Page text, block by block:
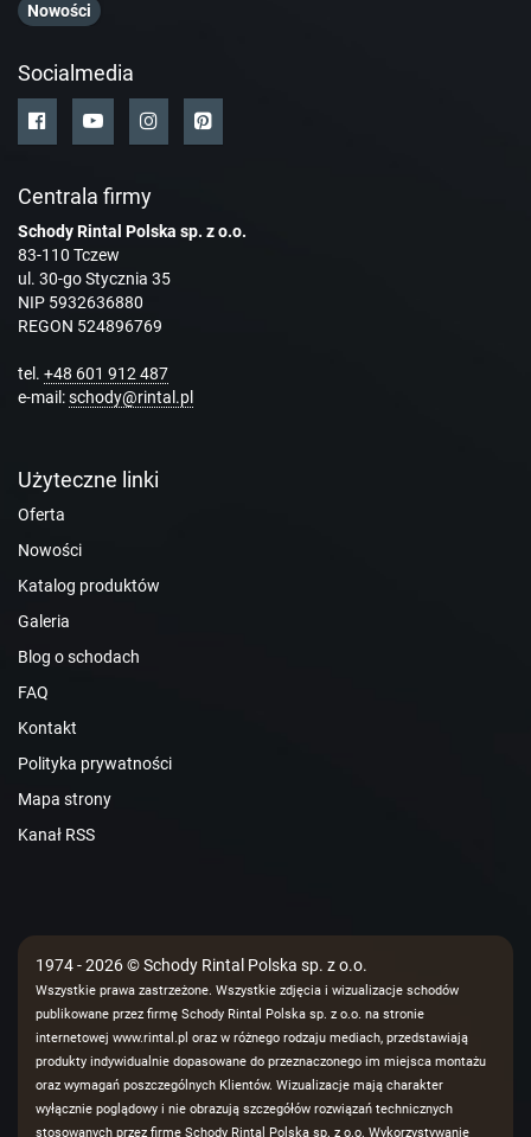
Nowości
Socialmedia
Centrala firmy
Schody Rintal Polska sp. z o.o.
83-110 Tczew
ul. 30-go Stycznia 35
NIP 5932636880
REGON 524896769
tel. +48 601 912 487
e-mail:schody@rintal.pl
Użyteczne linki
Oferta
Nowości
Katalog produktów
Galeria
Blog o schodach
FAQ
Kontakt
Polityka prywatności
Mapa strony
Kanał RSS
1974 - 2026 © Schody Rintal Polska sp. z o.o.
Wszystkie prawa zastrzeżone. Wszystkie zdjęcia i wizualizacje schodów
publikowane przez firmę Schody Rintal Polska sp. z o.o. na stronie
internetowej www.rintal.pl oraz w różnego rodzaju mediach, przedstawiają
produkty indywidualnie dopasowane do przeznaczonego im miejsca montażu
oraz wymagań poszczególnych Klientów. Wizualizacje mają charakter
wyłącznie poglądowy i nie obrazują szczegółów rozwiązań technicznych
stosowanych przez firmę Schody Rintal Polska sp. z o.o. Wykorzystywanie